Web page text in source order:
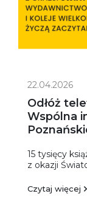
22.04.2026
Odłóż
Wspólna
15 tysięcy
z okazji
Czytaj więcej